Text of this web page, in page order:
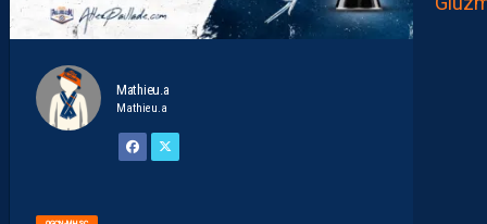
Mathieu.a
Mathieu.a